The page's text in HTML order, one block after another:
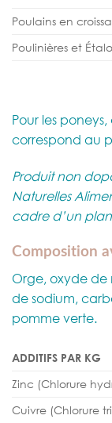
Poulains en
Poulinières et
Pour les
correspond au
Produit non
Naturelles
cadre d’un
Composition
Orge, oxyde
de sodium,
pomme verte.
ADDITIFS PAR KG
Zinc (Chlorure
Cuivre (Chlorure